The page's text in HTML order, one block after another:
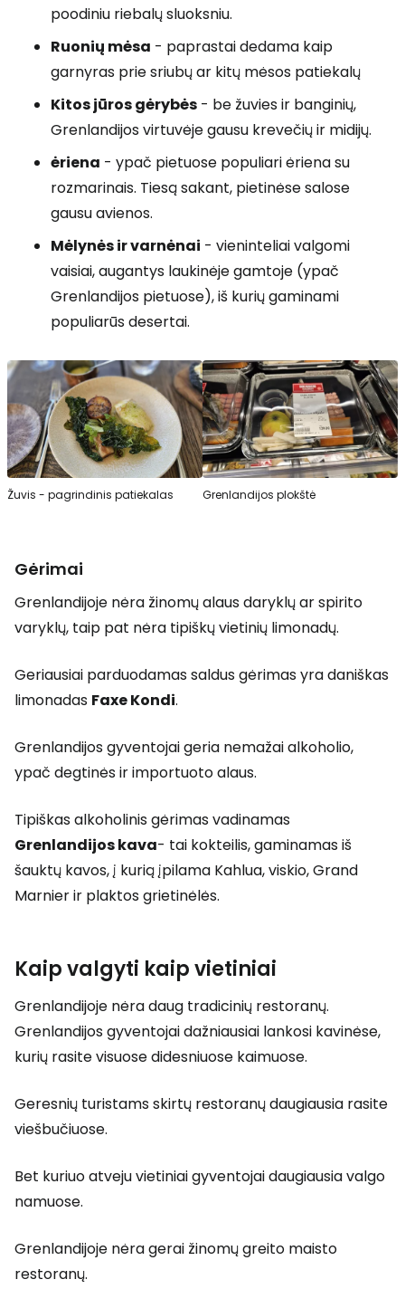
poodiniu riebalų sluoksniu.
Ruonių mėsa - paprastai dedama kaip
garnyras prie sriubų ar kitų mėsos patiekalų
Kitos jūros gėrybės - be žuvies ir banginių,
Grenlandijos virtuvėje gausu krevečių ir midijų.
ėriena - ypač pietuose populiari ėriena su
rozmarinais. Tiesą sakant, pietinėse salose
gausu avienos.
Mėlynės ir varnėnai - vieninteliai valgomi
vaisiai, augantys laukinėje gamtoje (ypač
Grenlandijos pietuose), iš kurių gaminami
populiarūs desertai.
Žuvis - pagrindinis patiekalas Grenlandijos plokštė
Gėrimai
Grenlandijoje nėra žinomų alaus daryklų ar spirito
varyklų, taip pat nėra tipiškų vietinių limonadų.
Geriausiai parduodamas saldus gėrimas yra daniškas
limonadas Faxe Kondi.
Grenlandijos gyventojai geria nemažai alkoholio,
ypač degtinės ir importuoto alaus.
Tipiškas alkoholinis gėrimas vadinamas
Grenlandijos kava- tai kokteilis, gaminamas iš
šauktų kavos, į kurią įpilama Kahlua, viskio, Grand
Marnier ir plaktos grietinėlės.
Kaip valgyti kaip vietiniai
Grenlandijoje nėra daug tradicinių restoranų.
Grenlandijos gyventojai dažniausiai lankosi kavinėse,
kurių rasite visuose didesniuose kaimuose.
Geresnių turistams skirtų restoranų daugiausia rasite
viešbučiuose.
Bet kuriuo atveju vietiniai gyventojai daugiausia valgo
namuose.
Grenlandijoje nėra gerai žinomų greito maisto
restoranų.